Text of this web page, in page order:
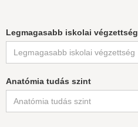
Legmagasabb iskolai végzettség
Anatómia tudás szint